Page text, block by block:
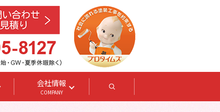
会社情報
COMPANY search